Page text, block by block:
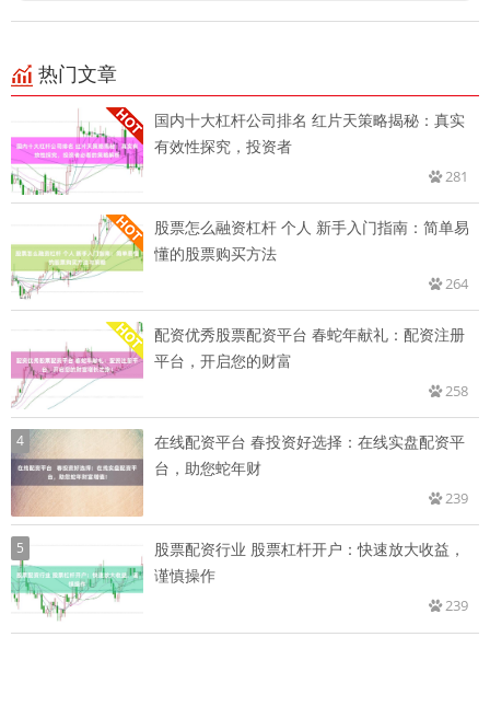
热门文章
国内十大杠杆公司排名 红片天策略揭秘：真实
有效性探究，投资者
281
股票怎么融资杠杆 个人 新手入门指南：简单易
懂的股票购买方法
264
配资优秀股票配资平台 春蛇年献礼：配资注册
平台，开启您的财富
258
4
在线配资平台 春投资好选择：在线实盘配资平
台，助您蛇年财
239
5
股票配资行业 股票杠杆开户：快速放大收益，
谨慎操作
239